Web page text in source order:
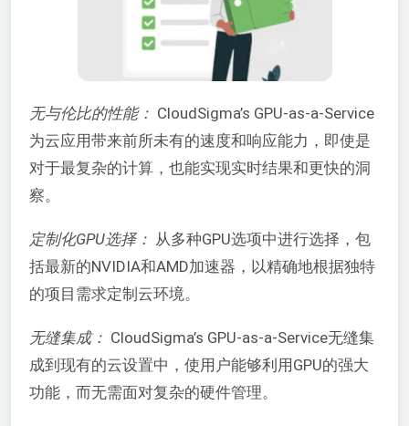
无与伦比的性能： CloudSigma’s GPU-as-a-Service
为云应用带来前所未有的速度和响应能力，即使是
对于最复杂的计算，也能实现实时结果和更快的洞
察。
定制化GPU选择： 从多种GPU选项中进行选择，包
括最新的NVIDIA和AMD加速器，以精确地根据独特
的项目需求定制云环境。
无缝集成： CloudSigma’s GPU-as-a-Service无缝集
成到现有的云设置中，使用户能够利用GPU的强大
功能，而无需面对复杂的硬件管理。